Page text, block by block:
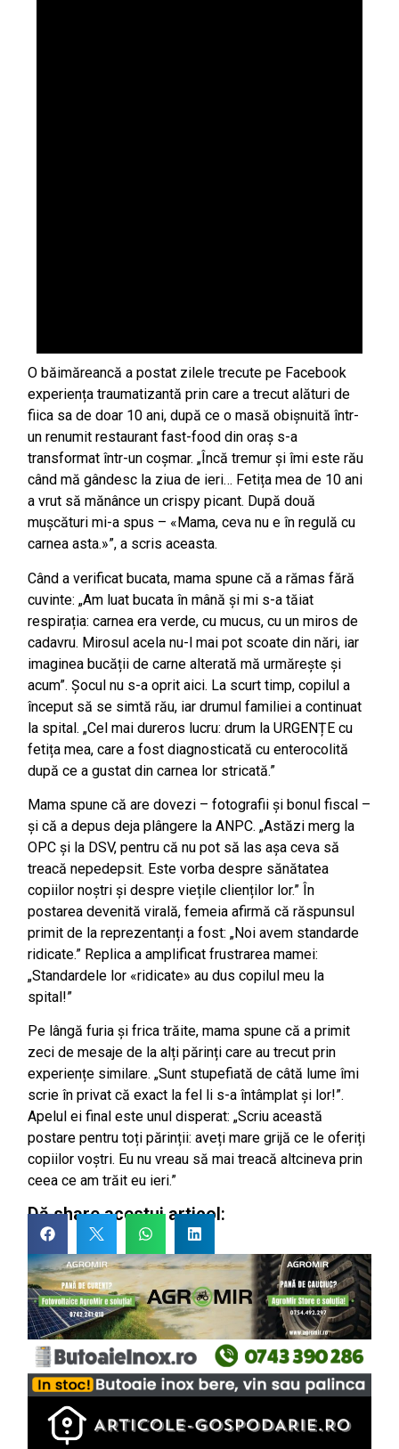
O băimăreancă a postat zilele trecute pe Facebook
experiența traumatizantă prin care a trecut alături de
fiica sa de doar 10 ani, după ce o masă obișnuită într-
un renumit restaurant fast-food din oraș s-a
transformat într-un coșmar. „Încă tremur și îmi este rău
când mă gândesc la ziua de ieri… Fetița mea de 10 ani
a vrut să mănânce un crispy picant. După două
mușcături mi-a spus – «Mama, ceva nu e în regulă cu
carnea asta.»”, a scris aceasta.
Când a verificat bucata, mama spune că a rămas fără
cuvinte: „Am luat bucata în mână și mi s-a tăiat
respirația: carnea era verde, cu mucus, cu un miros de
cadavru. Mirosul acela nu-l mai pot scoate din nări, iar
imaginea bucății de carne alterată mă urmărește și
acum”. Șocul nu s-a oprit aici. La scurt timp, copilul a
început să se simtă rău, iar drumul familiei a continuat
la spital. „Cel mai dureros lucru: drum la URGENȚE cu
fetița mea, care a fost diagnosticată cu enterocolită
după ce a gustat din carnea lor stricată.”
Mama spune că are dovezi – fotografii și bonul fiscal –
și că a depus deja plângere la ANPC. „Astăzi merg la
OPC și la DSV, pentru că nu pot să las așa ceva să
treacă nepedepsit. Este vorba despre sănătatea
copiilor noștri și despre viețile clienților lor.” În
postarea devenită virală, femeia afirmă că răspunsul
primit de la reprezentanți a fost: „Noi avem standarde
ridicate.” Replica a amplificat frustrarea mamei:
„Standardele lor «ridicate» au dus copilul meu la
spital!”
Pe lângă furia și frica trăite, mama spune că a primit
zeci de mesaje de la alți părinți care au trecut prin
experiențe similare. „Sunt stupefiată de câtă lume îmi
scrie în privat că exact la fel li s-a întâmplat și lor!”.
Apelul ei final este unul disperat: „Scriu această
postare pentru toți părinții: aveți mare grijă ce le oferiți
copiilor voștri. Eu nu vreau să mai treacă altcineva prin
ceea ce am trăit eu ieri.”
Dă share acestui articol: